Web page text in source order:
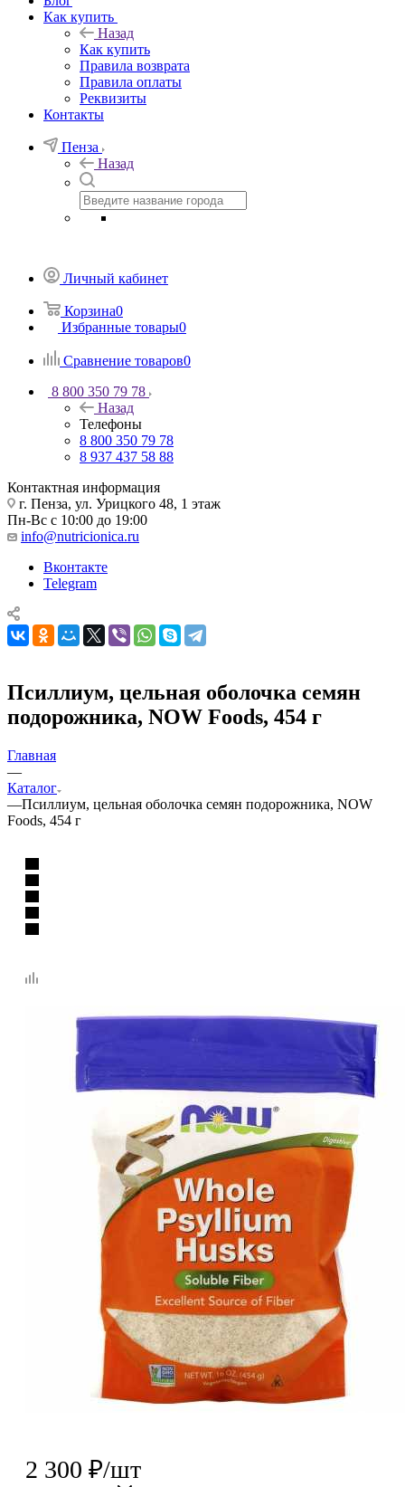
Как купить
Назад
Как купить
Правила возврата
Правила оплаты
Реквизиты
Контакты
Пенза
Назад
Личный кабинет
Корзина0
Избранные товары0
Сравнение товаров0
8 800 350 79 78
Назад
Телефоны
8 800 350 79 78
8 937 437 58 88
Контактная информация
г. Пенза, ул. Урицкого 48, 1 этаж
Пн-Вс с 10:00 до 19:00
info@nutricionica.ru
Вконтакте
Telegram
Псиллиум, цельная оболочка семян
подорожника, NOW Foods, 454 г
Главная
—
Каталог
—Псиллиум, цельная оболочка семян подорожника, NOW
Foods, 454 г
2 300 ₽/шт